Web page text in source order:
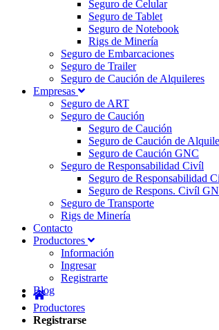
Seguro de Celular
Seguro de Tablet
Seguro de Notebook
Rigs de Minería
Seguro de Embarcaciones
Seguro de Trailer
Seguro de Caución de Alquileres
Empresas
Seguro de ART
Seguro de Caución
Seguro de Caución
Seguro de Caución de
Seguro de Caución GNC
Seguro de Responsabilidad Civíl
Seguro de Responsabilidad
Seguro de Respons. Civíl
Seguro de Transporte
Rigs de Minería
Contacto
Productores
Información
Ingresar
Registrarte
Blog
Productores
Registrarse